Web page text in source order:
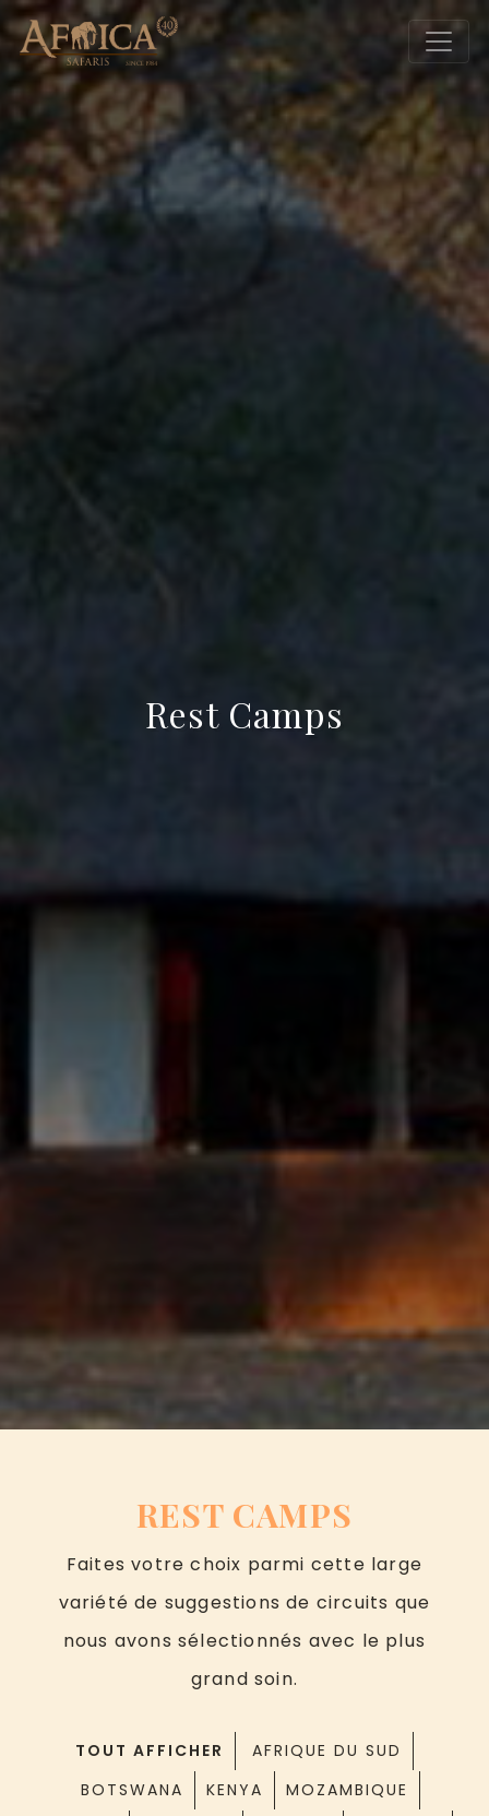
Rest Camps
REST CAMPS
Faites votre choix parmi cette large
variété de suggestions de circuits que
nous avons sélectionnés avec le plus
grand soin.
TOUT AFFICHER
AFRIQUE DU SUD
BOTSWANA
KENYA
MOZAMBIQUE